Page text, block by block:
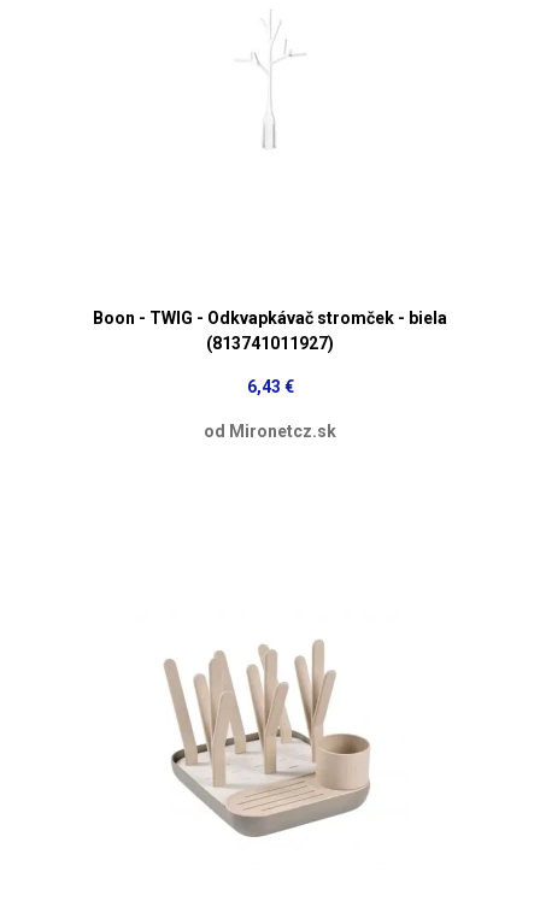
Boon - TWIG - Odkvapkávač stromček - biela
(813741011927)
6,43 €
od Mironetcz.sk